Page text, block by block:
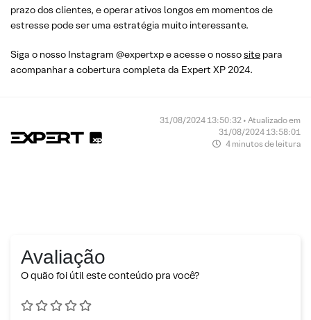
prazo dos clientes, e operar ativos longos em momentos de
estresse pode ser uma estratégia muito interessante.
Siga o nosso Instagram @expertxp e acesse o nossosite para
acompanhar a cobertura completa da Expert XP 2024.
31/08/2024 13:50:32 • Atualizado em
31/08/2024 13:58:01
4 minutos de leitura
Avaliação
O quão foi útil este conteúdo pra você?